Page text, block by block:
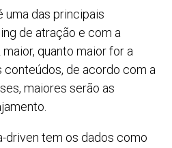
uma das principais
de atração e com a
quanto maior for a
de acordo com a
maiores serão as
driven tem os dados como